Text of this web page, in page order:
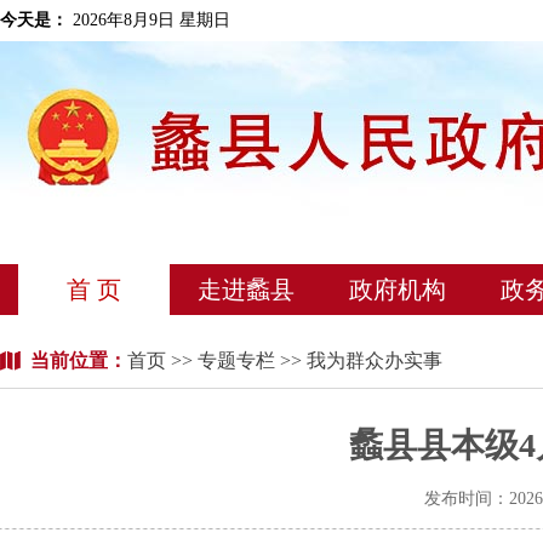
今天是： 2026年8月9日 星期日
首 页 走进蠡县 政府机构 政
当前位置： 首页 >> 专题专栏 >> 我为群众办实事
蠡县县本级
发布时间：